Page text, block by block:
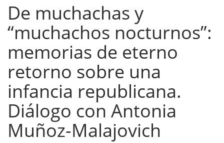
De muchachas y
“muchachos nocturnos”:
memorias de eterno
retorno sobre una
infancia republicana.
Diálogo con Antonia
Muñoz-Malajovich